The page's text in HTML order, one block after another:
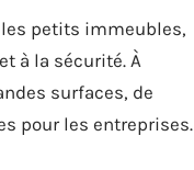
petits immeubles,
à la sécurité. À
surfaces, de
pour les entreprises.